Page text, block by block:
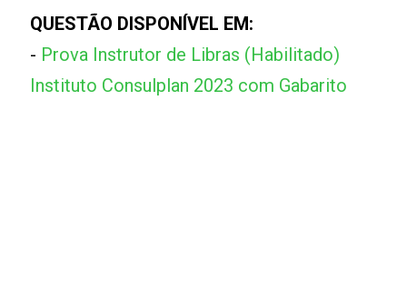
QUESTÃO DISPONÍVEL EM:
- Prova Instrutor de Libras (Habilitado)
Instituto Consulplan 2023 com Gabarito